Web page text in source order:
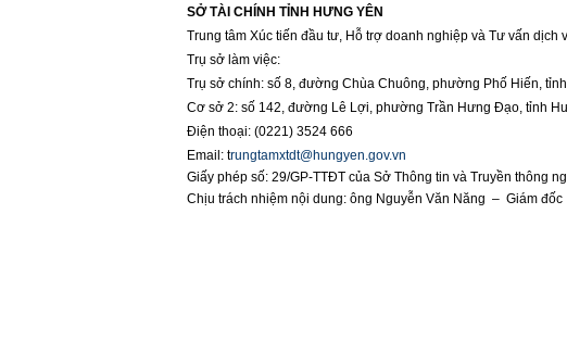
SỞ TÀI CHÍNH TỈNH HƯNG YÊN
Trung tâm Xúc tiến đầu tư, Hỗ trợ doanh nghiệp và Tư vấn dịch
Trụ sở làm việc:
Trụ sở chính: số 8, đường Chùa Chuông, phường Phố Hiến,
Cơ sở 2: số 142, đường Lê Lợi, phường Trần Hưng Đạo, tỉnh
Điện thoại: (0221) 3524 666
Email: trungtamxtdt@hungyen.gov.vn
Giấy phép số: 29/GP-TTĐT của Sở Thông tin và Truyền thông
Chịu trách nhiệm nội dung: ông Nguyễn Văn Năng – Giám đốc